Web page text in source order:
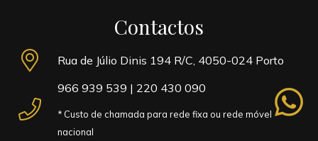
Contactos
Rua de Júlio Dinis 194 R/C, 4050-024 Porto
966 939 539 | 220 430 090
* Custo de chamada para rede fixa ou rede móvel
nacional
whatsapp